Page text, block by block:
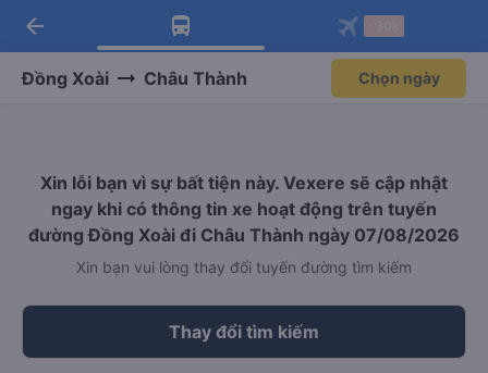
Tải app Vexere ngay!
Nhận ưu đãi thành viên độc
Mở app
Tải app Vexere
-30k/ghế khi đặt vé máy bay qua
Mở app
arrow_back
Đồng Xoài Châu Thành Chọn ngày
Xin lỗi bạn vì sự bất tiện này. Vexere sẽ cập nhật
ngay khi có thông tin xe hoạt động trên tuyến
đường Đồng Xoài đi Châu Thành ngày 07/08/2026
Xin bạn vui lòng thay đổi tuyến đường tìm kiếm
Thay đổi tìm kiếm